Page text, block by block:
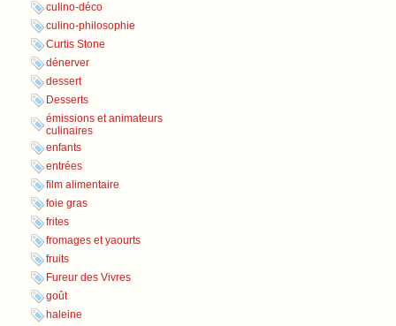
culino-déco
culino-philosophie
Curtis Stone
dénerver
dessert
Desserts
émissions et animateurs
culinaires
enfants
entrées
film alimentaire
foie gras
frites
fromages et yaourts
fruits
Fureur des Vivres
goût
haleine